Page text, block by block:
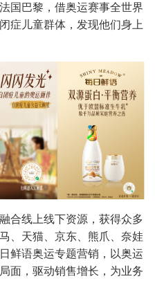
国巴黎，借奥运赛事全世界
症儿童群体，发现他们身上
合线上线下资源，获得众多
、天猫、京东、熊爪、奈娃
鲜语奥运专题营销，以奥运
面，驱动销售增长，为业务